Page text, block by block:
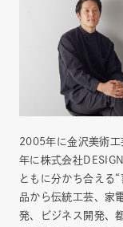
2005年に金沢美術
年に株式会社
ともに分かち合える
品から伝統工芸、家
発、ビジネス開発、